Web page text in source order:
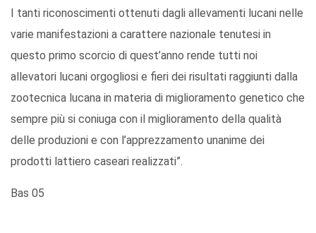
I tanti riconoscimenti ottenuti dagli allevamenti lucani nelle
varie manifestazioni a carattere nazionale tenutesi in
questo primo scorcio di quest’anno rende tutti noi
allevatori lucani orgogliosi e fieri dei risultati raggiunti dalla
zootecnica lucana in materia di miglioramento genetico che
sempre più si coniuga con il miglioramento della qualità
delle produzioni e con l’apprezzamento unanime dei
prodotti lattiero caseari realizzati”.
Bas 05